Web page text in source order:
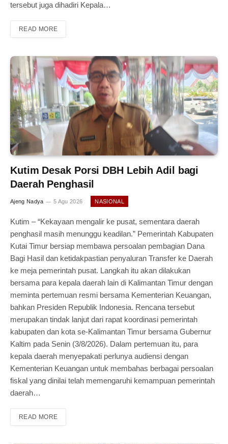
tersebut juga dihadiri Kepala…
READ MORE
Kutim Desak Porsi DBH Lebih Adil bagi
Daerah Penghasil
Ajeng Nadya 5 Agu 2026 NASIONAL
Kutim – “Kekayaan mengalir ke pusat, sementara daerah
penghasil masih menunggu keadilan.” Pemerintah Kabupaten
Kutai Timur bersiap membawa persoalan pembagian Dana
Bagi Hasil dan ketidakpastian penyaluran Transfer ke Daerah
ke meja pemerintah pusat. Langkah itu akan dilakukan
bersama para kepala daerah lain di Kalimantan Timur dengan
meminta pertemuan resmi bersama Kementerian Keuangan,
bahkan Presiden Republik Indonesia. Rencana tersebut
merupakan tindak lanjut dari rapat koordinasi pemerintah
kabupaten dan kota se-Kalimantan Timur bersama Gubernur
Kaltim pada Senin (3/8/2026). Dalam pertemuan itu, para
kepala daerah menyepakati perlunya audiensi dengan
Kementerian Keuangan untuk membahas berbagai persoalan
fiskal yang dinilai telah memengaruhi kemampuan pemerintah
daerah…
READ MORE